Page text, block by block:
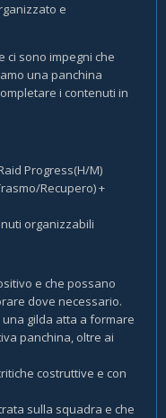
e
ci sono impegni che
una panchina
i contenuti in
Progress(H/M)
Recupero) +
organizzabili
e che possano
dove necessario.
gilda atta a formare
panchina, oltre ai
costruttive e con
sulla squadra e che